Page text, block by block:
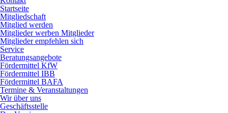
Startseite
Mitgliedschaft
Mitglied werden
Mitglieder werben Mitglieder
Mitglieder empfehlen sich
Service
Beratungsangebote
Fördermittel KfW
Fördermittel IBB
Fördermittel BAFA
Termine & Veranstaltungen
Wir über uns
Geschäftsstelle